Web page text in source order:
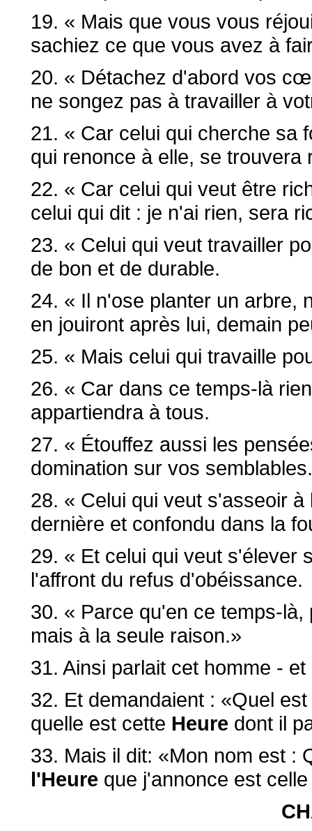
19. « Mais que vous vous
sachiez ce que vous avez à
20. « Détachez d'abord vos
ne songez pas à travailler à
21. « Car celui qui cherche sa
qui renonce à elle, se trouvera
22. « Car celui qui veut être
celui qui dit : je n'ai rien, sera
23. « Celui qui veut travailler
de bon et de durable.
24. « Il n'ose planter un arbre,
en jouiront après lui, demain
25. « Mais celui qui travaille
26. « Car dans ce temps-là
appartiendra à tous.
27. « Étouffez aussi les
domination sur vos semblables.
28. « Celui qui veut s'asseoir
dernière et confondu dans la
29. « Et celui qui veut s'élever
l'affront du refus d'obéissance.
30. « Parce qu'en ce temps-
mais à la seule raison.»
31. Ainsi parlait cet homme -
32. Et demandaient : «Quel
quelle est cette Heure dont il
33. Mais il dit: «Mon nom est :
l'Heure que j'annonce est